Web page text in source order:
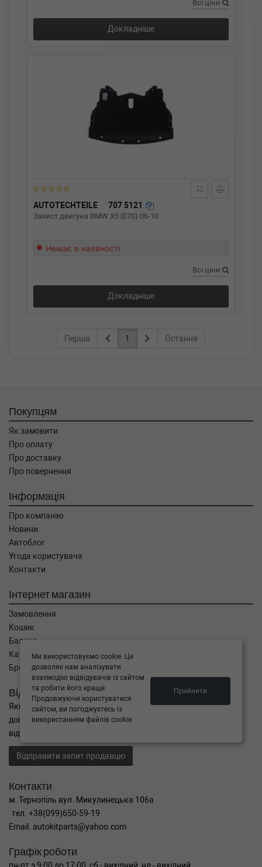
Всі ціни
Докладніше
AUTOTECHTEILE 707 5121
Захист двигуна BMW X5 (E70) 06-10
Немає в наявності
Всі ціни
Докладніше
Перша 1 Остання
Покупцям
Як замовити
Про оплату
Про доставку
Про повернення
Інформація
Про компанію
Новини
Автоблог
Угода користувача
Контакти
Інтернет магазин
Замовлення
Кошик
Баланс
Каталог товарів
Бренди
Відправити запит
Якщо Ви не знайшли потрібні запчастини, або Вам потрібна
допомога в підборі,
відправте нам запит - ми Вам допоможемо
Відправити запит продавцю
Контакти
м. Тернопіль вул. Микулинецька 106а
тел. +38(099)650-59-19
Email. autokitparts@yahoo.com
Графік роботи
Ми використовуємо cookie. Це
дозволяє нам аналізувати
взаємодію відвідувачів із сайтом
та робити його краще.
Продовжуючи користуватися
сайтом, ви погоджуєтесь із
використанням файлів cookie.
Прийняти